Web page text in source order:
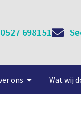
0527 698151
ons Wat wij